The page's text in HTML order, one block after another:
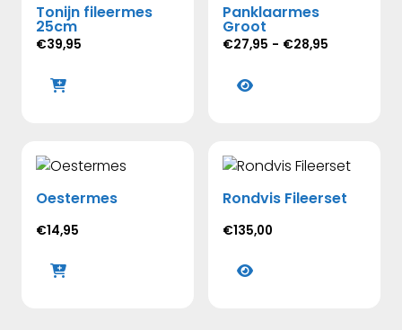
Tonijn fileermes
25cm
€39,95
Panklaarmes
Groot
€27,95 - €28,95
variaties.
Deze
optie
kan
Oestermes
€14,95
Rondvis Fileerset
€135,00